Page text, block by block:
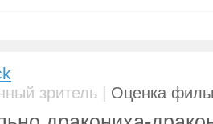
зритель | Оценка